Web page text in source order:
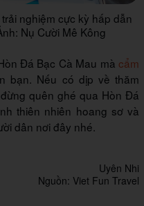
nghiệm cực kỳ hấp dẫn
Nụ Cười Mê Kông
Đá Bạc Cà Mau mà cẩm
bạn. Nếu có dịp về thăm
quên ghé qua Hòn Đá
thiên nhiên hoang sơ và
dân nơi đây nhé.
Uyên Nhi
Nguồn: Viet Fun Travel